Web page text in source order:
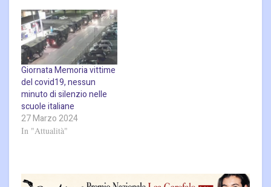
Giornata Memoria vittime
del covid19, nessun
minuto di silenzio nelle
scuole italiane
27 Marzo 2024
In "Attualità"